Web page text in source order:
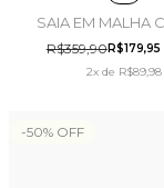
SAIA EM MALHA
CINZA - TITANIUM
R$359,90R$179,95
2x de R$89,98
-50% OFF